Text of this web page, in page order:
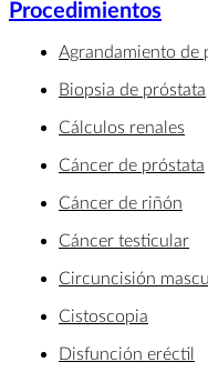
Procedimientos
Agrandamiento de
Biopsia de próstata
Cálculos renales
Cáncer de próstata
Cáncer de riñón
Cáncer testicular
Circuncisión
Cistoscopia
Disfunción eréctil